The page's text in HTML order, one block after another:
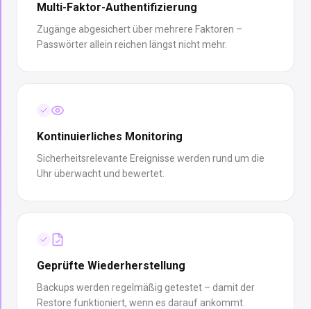
Multi-Faktor-Authentifizierung
Zugänge abgesichert über mehrere Faktoren –
Passwörter allein reichen längst nicht mehr.
Kontinuierliches Monitoring
Sicherheitsrelevante Ereignisse werden rund um die
Uhr überwacht und bewertet.
Geprüfte Wiederherstellung
Backups werden regelmäßig getestet – damit der
Restore funktioniert, wenn es darauf ankommt.